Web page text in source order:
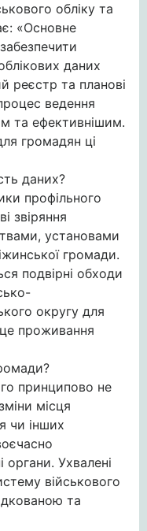
обліку та
«Основне
даних
реєстр та планові
ведення
та ефективнішим.
громадян ці
даних?
профільного
звіряння
установами
громади.
подвірні обходи
округу для
проживання
принципово не
місця
чи інших
органи. Ухвалені
військового
та